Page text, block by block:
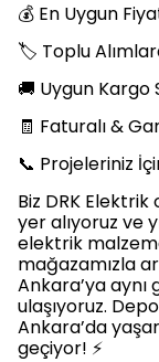
💰 En Uygun
🏷️ Toplu
🚚 Uygun Kargo
🧾 Faturalı &
📞 Projeleriniz
Biz DRK
yer alıyoruz ve
elektrik
mağazamızla
Ankara’ya aynı
ulaşıyoruz.
Ankara’da
geçiyor! ⚡